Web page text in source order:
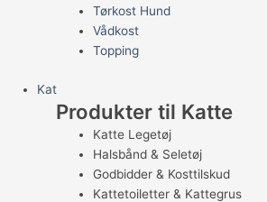
Tørkost Hund
Vådkost
Topping
Kat
Produkter til Katte
Katte Legetøj
Halsbånd & Seletøj
Godbidder & Kosttilskud
Kattetoiletter & Kattegrus